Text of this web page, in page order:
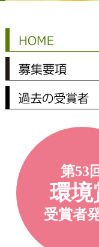
第53
環境
受賞者